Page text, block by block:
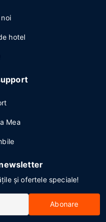
hotel
Mea
și ofertele speciale!
Abonare